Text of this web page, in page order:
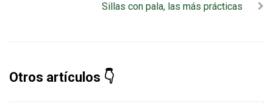
Sillas con pala, las más prácticas
Otros artículos